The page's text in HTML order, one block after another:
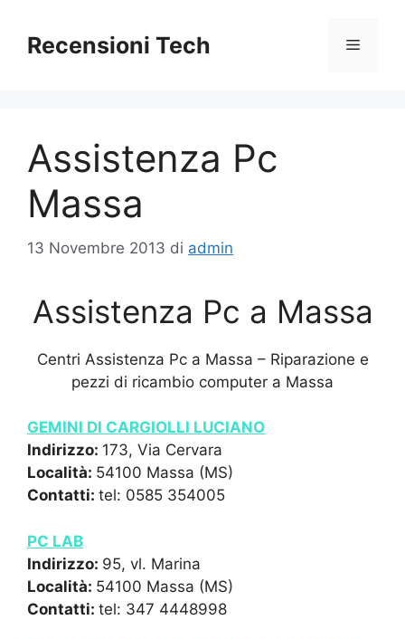
contenuto
Recensioni Tech Menu
Assistenza Pc
Massa
13 Novembre 2013 di admin
Assistenza Pc a Massa
Centri Assistenza Pc a Massa – Riparazione e
pezzi di ricambio computer a Massa
GEMINI DI CARGIOLLI LUCIANO
Indirizzo: 173, Via Cervara
Località: 54100 Massa (MS)
Contatti: tel: 0585 354005
PC LAB
Indirizzo: 95, vl. Marina
Località: 54100 Massa (MS)
Contatti: tel: 347 4448998